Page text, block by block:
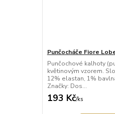
Punčocháče Fiore
Punčochové kalhoty
květinovým vzorem.
12% elastan, 1%
Značky: Dos...
193 Kč/ks